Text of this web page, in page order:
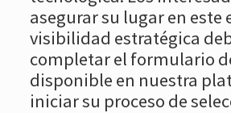
asegurar su lugar en este
visibilidad estratégica
completar el formulario
disponible en nuestra
iniciar su proceso de